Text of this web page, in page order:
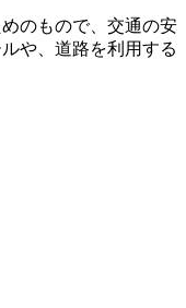
のもので、交通の安
や、道路を利用する